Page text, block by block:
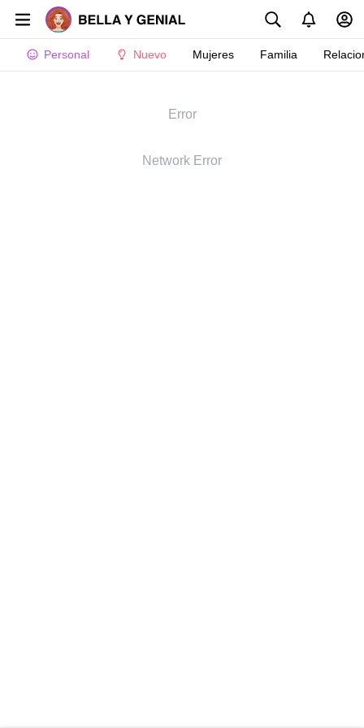
Personal Nuevo Mujeres Familia
Error
Network Error